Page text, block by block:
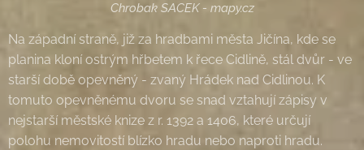
Chrobak SACEK - mapy.cz
Na západní straně, již za hradbami města Jičína, kde se
planina kloní ostrým hřbetem k řece Cidlině, stál dvůr - ve
starší době opevněný - zvaný Hrádek nad Cidlinou. K
tomuto opevněnému dvoru se snad vztahují zápisy v
nejstarší městské knize z r. 1392 a 1406, které určují
polohu nemovitostí blízko hradu nebo naproti hradu.